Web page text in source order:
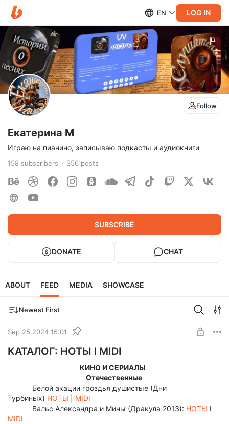
EN LOG IN
Follow
Екатерина М
Играю на пианино, записываю подкасты и аудиокниги
158 subscribers 356 posts
SUBSCRIBE
DONATE CHAT
ABOUT FEED MEDIA SHOWCASE
Newest First
Sep 25 2024 15:01
КАТАЛОГ: НОТЫ l MIDI
КИНО И СЕРИАЛЫ
Отечественные
Белой акации гроздья душистые (Дни
Турбиных) НОТЫ
MIDI
Вальс Александра и Мины (Дракула 2013): НОТЫ I
MIDI